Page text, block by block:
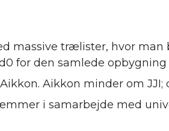
massive trælister, hvor
for den samlede opbygning
Aikkon minder om JJI;
i samarbejde med